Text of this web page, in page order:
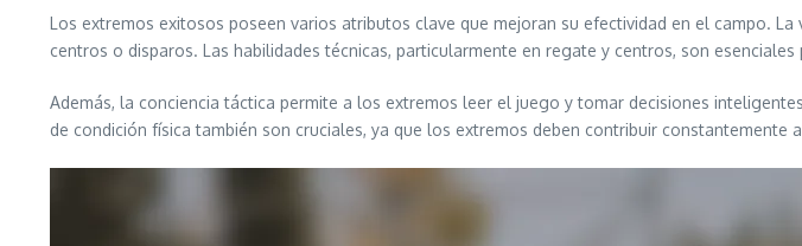
Los extremos exitosos poseen varios atributos clave que mejoran su efectividad en el campo.
centros o disparos. Las habilidades técnicas, particularmente en regate y centros, son
Además, la conciencia táctica permite a los extremos leer el juego y tomar decisiones
de condición física también son cruciales, ya que los extremos deben contribuir constantemente